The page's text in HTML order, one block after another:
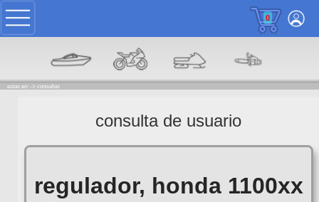
0
estas en: -> consultas
consulta de usuario
regulador, honda 1100xx